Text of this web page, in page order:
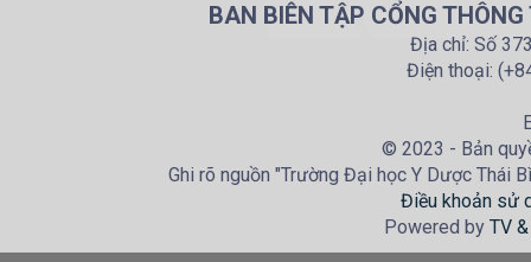
BAN BIÊN TẬP CỔNG
Địa chỉ: Số
Điện thoại:
© 2023 - Bản
Ghi rõ nguồn "Trường Đại học Y Dược Thái
Điều khoản sử
Powered by TV